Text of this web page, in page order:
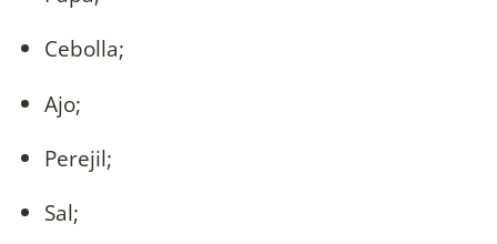
Cebolla;
Ajo;
Perejil;
Sal;